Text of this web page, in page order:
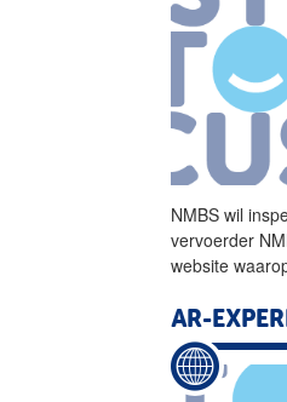
NMBS wil
vervoerder
website
AR-